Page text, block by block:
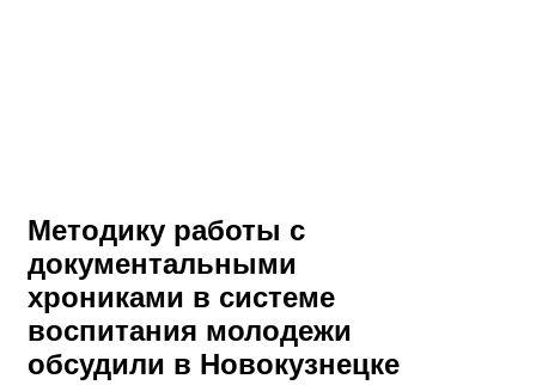
Методику работы с
документальными
хрониками в системе
воспитания молодежи
обсудили в Новокузнецке